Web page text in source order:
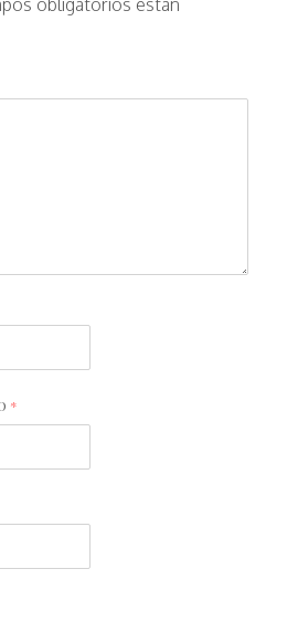
obligatorios están
*